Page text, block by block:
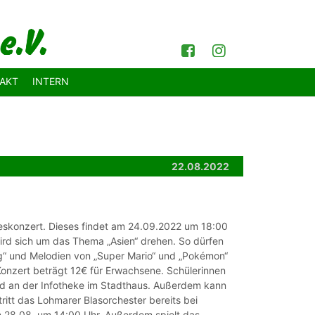
Facebook
INTERN
22.08.2022
Dieses findet am 24.09.2022 um 18:00
sich um das Thema „Asien“ drehen. So dürfen
Melodien von „Super Mario“ und „Pokémon“
beträgt 12€ für Erwachsene. Schülerinnen
an der Infotheke im Stadthaus. Außerdem kann
das Lohmarer Blasorchester bereits bei